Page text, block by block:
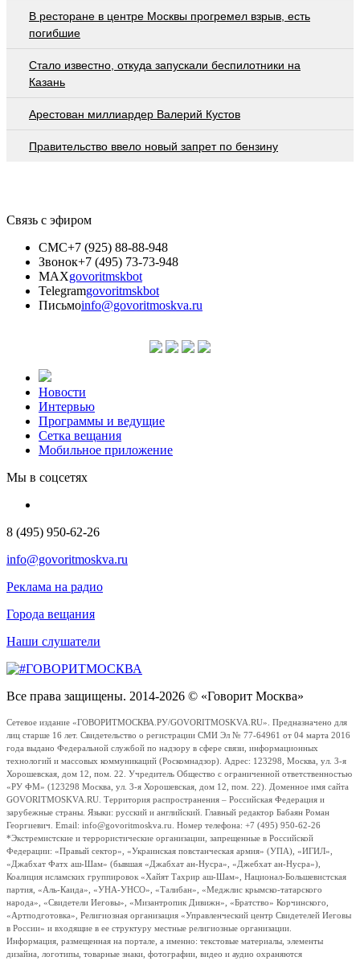
В ресторане в центре Москвы прогремел взрыв, есть
погибшие
Стало известно, откуда запускали беспилотники на
Казань
Арестован миллиардер Валерий Кустов
Правительство ввело новый запрет по бензину
Связь с эфиром
СМС+7 (925) 88-88-948
Звонок+7 (495) 73-73-948
MAXgovoritmskbot
Telegramgovoritmskbot
Письмоinfo@govoritmoskva.ru
Новости
Интервью
Программы и ведущие
Сетка вещания
Мобильное приложение
Мы в соцсетях
8 (495) 950-62-26
info@govoritmoskva.ru
Реклама на радио
Города вещания
Наши слушатели
Все права защищены. 2014-2026 © «Говорит Москва»
Сетевое издание «ГОВОРИТМОСКВА.РУ/GOVORITMOSKVA.RU». Предназначено для
лиц старше 16 лет. Свидетельство о регистрации СМИ Эл № 77-64961 от 04 марта 2016
года выдано Федеральной службой по надзору в сфере связи, информационных
технологий и массовых коммуникаций (Роскомнадзор). Адрес: 123298, Москва, ул. 3-я
Хорошевская, дом 12, пом. 22. Учредитель Общество с ограниченной ответственностью
«РУ ФМ» (123298 Москва, ул. 3-я Хорошевская, дом 12, пом. 22). Доменное имя сайта
GOVORITMOSKVA.RU. Территория распространения – Российская Федерация и
зарубежные страны. Языки: русский и английский. Главный редактор Бабаян Роман
Георгиевич. Email: info@govoritmoskva.ru. Номер телефона: +7 (495) 950-62-26
*Экстремистские и террористические организации, запрещенные в Российской
Федерации: «Правый сектор», «Украинская повстанческая армия» (УПА), «ИГИЛ»,
«Джабхат Фатх аш-Шам» (бывшая «Джабхат ан-Нусра», «Джебхат ан-Нусра»),
Коалиция исламских группировок «Хайят Тахрир аш-Шам», Национал-Большевистская
партия, «Аль-Каида», «УНА-УНСО», «Талибан», «Меджлис крымско-татарского
народа», «Свидетели Иеговы», «Мизантропик Дивижн», «Братство» Корчинского,
«Артподготовка», Религиозная организация «Управленческий центр Свидетелей Иеговы
в России» и входящие в ее структуру местные религиозные организации.
Информация, размещенная на портале, а именно: текстовые материалы, элементы
дизайна, логотипы, товарные знаки, фотографии, видео и аудио охраняются